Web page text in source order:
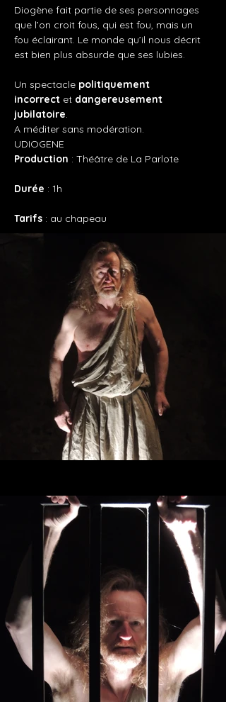
Diogène fait partie de ses personnages
que l’on croit fous, qui est fou, mais un
fou éclairant. Le monde qu’il nous décrit
est bien plus absurde que ses lubies.
Un spectacle politiquement
incorrect et dangereusement
jubilatoire.
A méditer sans modération.
UDIOGENE
Production : Théâtre de La Parlote
Durée : 1h
Tarifs : au chapeau